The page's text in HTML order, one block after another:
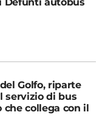
Golfo, riparte
servizio di bus
collega con il